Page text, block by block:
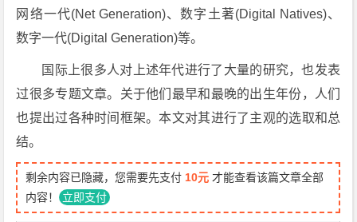
网络一代(Net Generation)、数字土著(Digital Natives)、
数字一代(Digital Generation)等。
国际上很多人对上述年代进行了大量的研究，也发表
过很多专题文章。关于他们最早和最晚的出生年份，人们
也提出过各种时间框架。本文对其进行了主观的选取和总
结。
剩余内容已隐藏，您需要先支付 10元 才能查看该篇文章全部
内容！ 立即支付